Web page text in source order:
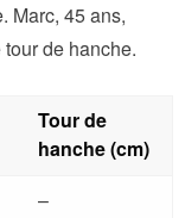
Marc, 45 ans,
de hanche.
Tour de
hanche (cm)
–